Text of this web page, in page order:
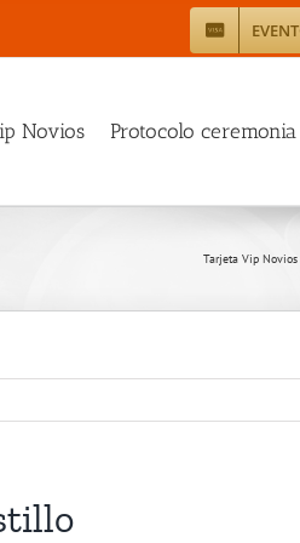
Novios Protocolo ceremonia
Tarjeta Vip Novios